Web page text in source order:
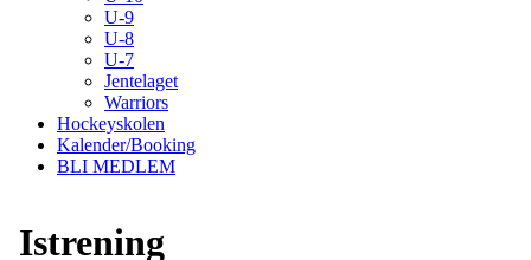
U-9
U-8
U-7
Jentelaget
Warriors
Hockeyskolen
Kalender/Booking
BLI MEDLEM
Istrening